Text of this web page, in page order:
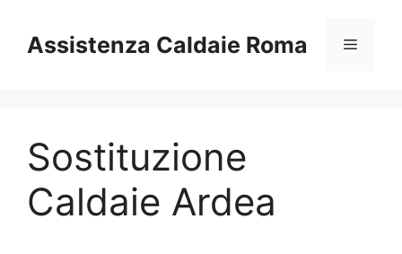
contenuto
Assistenza Caldaie Roma Menu
Sostituzione
Caldaie Ardea